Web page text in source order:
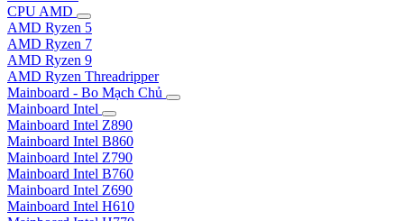
CPU AMD
AMD Ryzen 5
AMD Ryzen 7
AMD Ryzen 9
AMD Ryzen Threadripper
Mainboard - Bo Mạch Chủ
Mainboard Intel
Mainboard Intel Z890
Mainboard Intel B860
Mainboard Intel Z790
Mainboard Intel B760
Mainboard Intel Z690
Mainboard Intel H610